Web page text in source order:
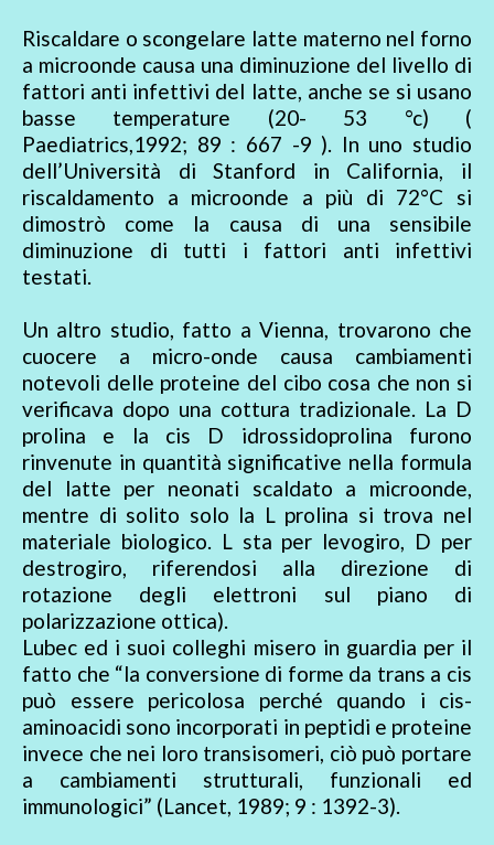
Riscaldare o scongelare latte materno nel forno
a microonde causa una diminuzione del livello di
fattori anti infettivi del latte, anche se si usano
basse temperature (20- 53 °c) (
Paediatrics,1992; 89 : 667 -9 ). In uno studio
dell’Università di Stanford in California, il
riscaldamento a microonde a più di 72°C si
dimostrò come la causa di una sensibile
diminuzione di tutti i fattori anti infettivi
testati.
Un altro studio, fatto a Vienna, trovarono che
cuocere a micro-onde causa cambiamenti
notevoli delle proteine del cibo cosa che non si
verificava dopo una cottura tradizionale. La D
prolina e la cis D idrossidoprolina furono
rinvenute in quantità significative nella formula
del latte per neonati scaldato a microonde,
mentre di solito solo la L prolina si trova nel
materiale biologico. L sta per levogiro, D per
destrogiro, riferendosi alla direzione di
rotazione degli elettroni sul piano di
polarizzazione ottica).
Lubec ed i suoi colleghi misero in guardia per il
fatto che “la conversione di forme da trans a cis
può essere pericolosa perché quando i cis-
aminoacidi sono incorporati in peptidi e proteine
invece che nei loro transisomeri, ciò può portare
a cambiamenti strutturali, funzionali ed
immunologici” (Lancet, 1989; 9 : 1392-3).